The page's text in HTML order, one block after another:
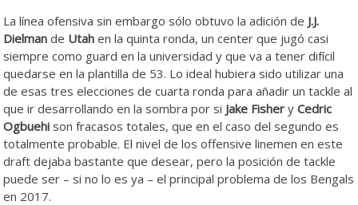
La línea ofensiva sin embargo sólo obtuvo la adición de J.J.
Dielman de Utah en la quinta ronda, un center que jugó casi
siempre como guard en la universidad y que va a tener difícil
quedarse en la plantilla de 53. Lo ideal hubiera sido utilizar una
de esas tres elecciones de cuarta ronda para añadir un tackle al
que ir desarrollando en la sombra por si Jake Fisher yCedric
Ogbuehi son fracasos totales, que en el caso del segundo es
totalmente probable. El nivel de los offensive linemen en este
draft dejaba bastante que desear, pero la posición de tackle
puede ser – si no lo es ya – el principal problema de los Bengals
en 2017.